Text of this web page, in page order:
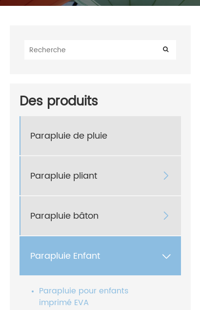
Des produits
Parapluie de pluie
Parapluie pliant 
Parapluie bâton 
Parapluie Enfant 
Parapluie pour enfants
imprimé EVA